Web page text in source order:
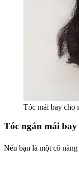
Tóc mái bay cho
Tóc ngắn mái
Nếu bạn là một cô